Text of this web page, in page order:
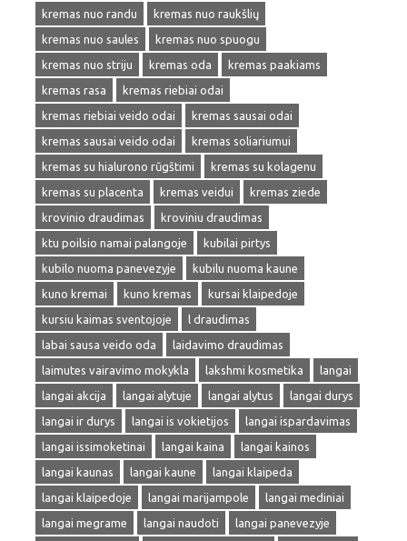
kremas nuo randu
kremas nuo raukšlių
kremas nuo saules
kremas nuo spuogu
kremas nuo striju
kremas oda
kremas paakiams
kremas rasa
kremas riebiai odai
kremas riebiai veido odai
kremas sausai odai
kremas sausai veido odai
kremas soliariumui
kremas su hialurono rūgštimi
kremas su kolagenu
kremas su placenta
kremas veidui
kremas ziede
krovinio draudimas
kroviniu draudimas
ktu poilsio namai palangoje
kubilai pirtys
kubilo nuoma panevezyje
kubilu nuoma kaune
kuno kremai
kuno kremas
kursai klaipedoje
kursiu kaimas sventojoje
l draudimas
labai sausa veido oda
laidavimo draudimas
laimutes vairavimo mokykla
lakshmi kosmetika
langai
langai akcija
langai alytuje langai alytus
langai durys
langai ir durys
langai is vokietijos
langai ispardavimas
langai issimoketinai
langai kaina
langai kainos
langai kaunas
langai kaune
langai klaipeda
langai klaipedoje
langai marijampole
langai mediniai
langai megrame
langai naudoti
langai panevezyje